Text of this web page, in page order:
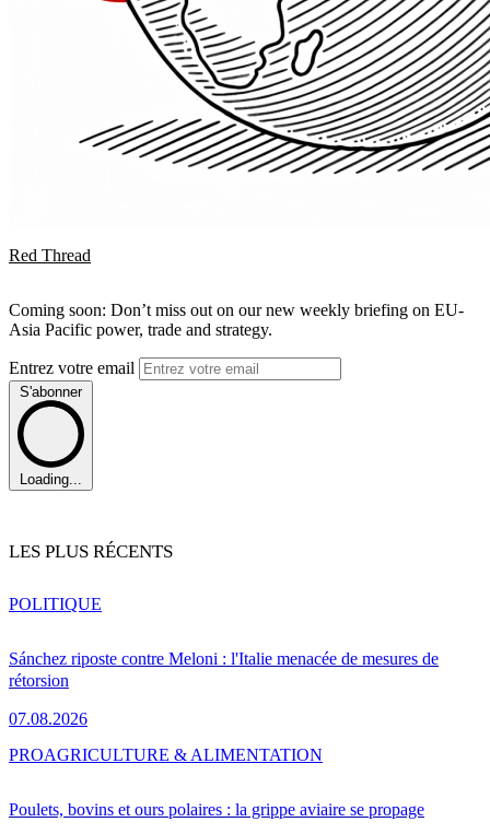
Red Thread
Coming soon: Don’t miss out on our new weekly briefing on EU-
Asia Pacific power, trade and strategy.
Entrez votre email
S'abonner
Loading...
LES PLUS RÉCENTS
Sánchez riposte contre Meloni : l'Italie menacée de mesures de
rétorsion
07.08.2026
POLITIQUE
Poulets, bovins et ours polaires : la grippe aviaire se propage
PROAGRICULTURE & ALIMENTATION